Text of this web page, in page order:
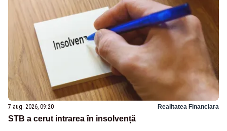
7 aug. 2026, 09:20 Realitatea Financiara
STB a cerut intrarea în insolvență